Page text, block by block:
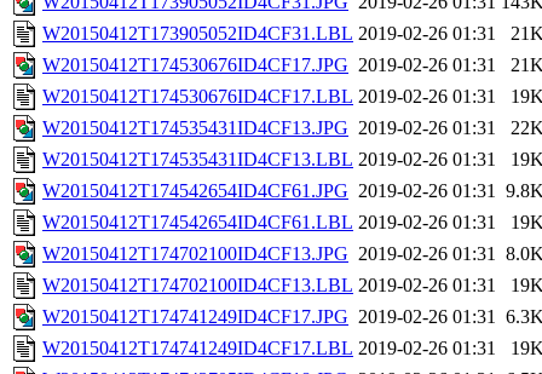
W20150412T173905052ID4CF31.LBL 2019-02-26 01:31
W20150412T174530676ID4CF17.JPG 2019-02-26 01:31
W20150412T174530676ID4CF17.LBL 2019-02-26 01:31
W20150412T174535431ID4CF13.JPG 2019-02-26 01:31
W20150412T174535431ID4CF13.LBL 2019-02-26 01:31
W20150412T174542654ID4CF61.JPG 2019-02-26 01:31
W20150412T174542654ID4CF61.LBL 2019-02-26 01:31
W20150412T174702100ID4CF13.JPG 2019-02-26 01:31
W20150412T174702100ID4CF13.LBL 2019-02-26 01:31
W20150412T174741249ID4CF17.JPG 2019-02-26 01:31
W20150412T174741249ID4CF17.LBL 2019-02-26 01:31